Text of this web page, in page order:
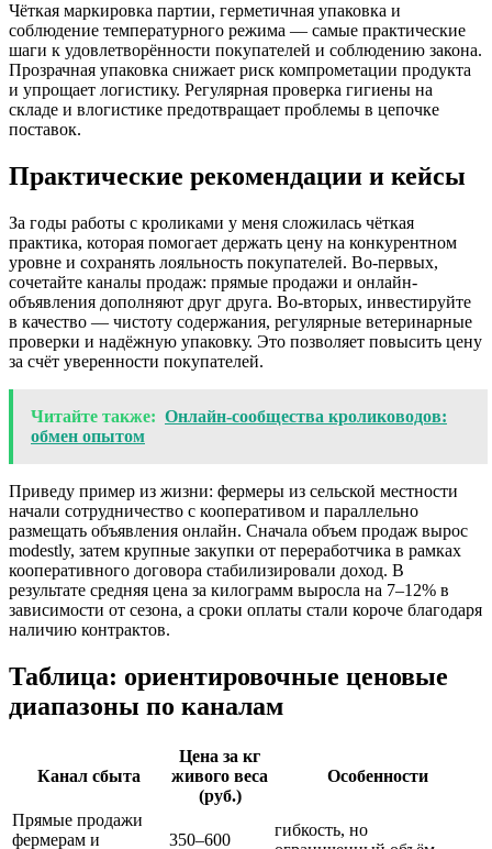
Чёткая маркировка партии, герметичная упаковка и
соблюдение температурного режима — самые практические
шаги к удовлетворённости покупателей и соблюдению закона.
Прозрачная упаковка снижает риск компрометации продукта
и упрощает логистику. Регулярная проверка гигиены на
складе и влогистике предотвращает проблемы в цепочке
поставок.
Практические рекомендации и кейсы
За годы работы с кроликами у меня сложилась чёткая
практика, которая помогает держать цену на конкурентном
уровне и сохранять лояльность покупателей. Во-первых,
сочетайте каналы продаж: прямые продажи и онлайн-
объявления дополняют друг друга. Во-вторых, инвестируйте
в качество — чистоту содержания, регулярные ветеринарные
проверки и надёжную упаковку. Это позволяет повысить цену
за счёт уверенности покупателей.
Читайте также: Онлайн‑сообщества кролиководов:
обмен опытом
Приведу пример из жизни: фермеры из сельской местности
начали сотрудничество с кооперативом и параллельно
размещать объявления онлайн. Сначала объем продаж вырос
modestly, затем крупные закупки от переработчика в рамках
кооперативного договора стабилизировали доход. В
результате средняя цена за килограмм выросла на 7–12% в
зависимости от сезона, а сроки оплаты стали короче благодаря
наличию контрактов.
Таблица: ориентировочные ценовые
диапазоны по каналам
Канал сбыта
Цена за кг
живого веса
(руб.)
Особенности
Прямые продажи
фермерам и
350–600
гибкость, но